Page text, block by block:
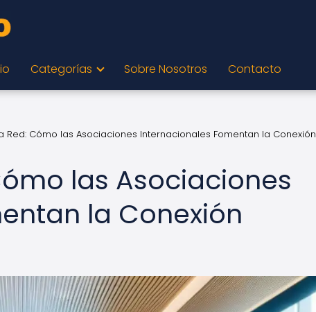
Categorías Sobre Nosotros Contacto
Red: Cómo las Asociaciones Internacionales Fomentan la Conexión
las Asociaciones
la Conexión